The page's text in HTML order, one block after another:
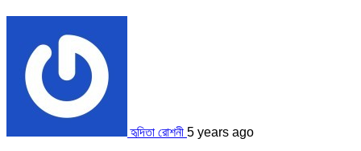
হৃদিতা রোশনী 5 years ago